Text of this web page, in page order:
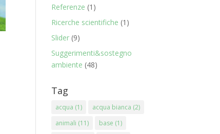
Referenze (1)
Ricerche scientifiche (1)
Slider (9)
Suggerimenti&sostegno
ambiente (48)
Tag
acqua (1) acqua bianca (2)
animali (11) base (1)